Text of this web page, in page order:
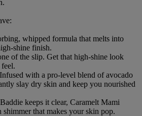
whipped formula that melts into
shine finish.
of the slip. Get that high-shine look
Infused with a pro-level blend of avocado
slay dry skin and keep you nourished
keeps it clear, Caramelt Mami
shimmer that makes your skin pop.